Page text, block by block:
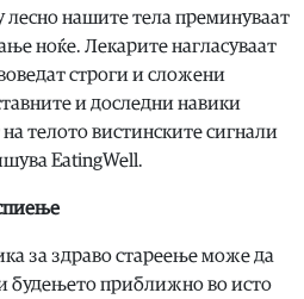
лесно нашите тела преминуваат
ноќе. Лекарите нагласуваат
строги и сложени
и доследни навики
телото вистинските сигнали
EatingWell.
за здраво стареење може да
будењето приближно во исто